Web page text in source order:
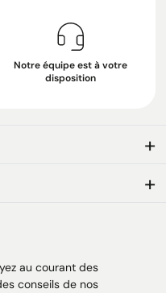
Notre équipe est à votre
disposition
au courant des
conseils de nos